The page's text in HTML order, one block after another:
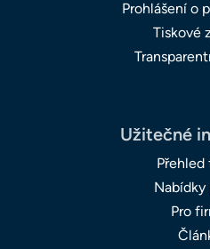
Prohlášení o
Tiskové
Užitečné
Přehled
Nabídky
Pro